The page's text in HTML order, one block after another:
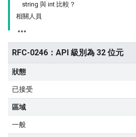
string 與 int 比較？
相關人員
RFC-0246：API 級別為 32 位元
狀態
已接受
區域
一般